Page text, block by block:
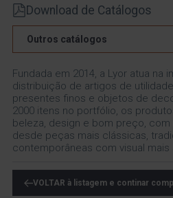
Download de Catálogos
Outros catálogos
Fundada em 2014, a Lyor atua na
distribuição de artigos de
presentes finos e objetos de
2000 itens no portfólio, os
beleza, design e bom preço,
desde peças mais clássicas,
contemporâneas com visual mais
VOLTAR à listagem e continar